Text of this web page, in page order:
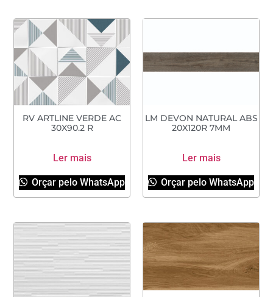
RV ARTLINE VERDE AC
30X90.2 R
Ler mais
Orçar pelo WhatsApp
LM DEVON NATURAL ABS
20X120R 7MM
Ler mais
Orçar pelo WhatsApp